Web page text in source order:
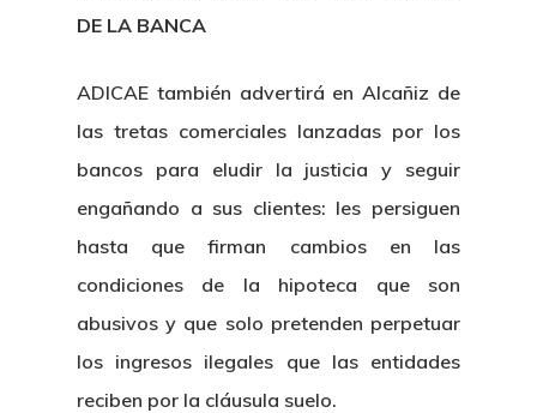
DE LA BANCA
ADICAE también advertirá en Alcañiz de
las tretas comerciales lanzadas por los
bancos para eludir la justicia y seguir
engañando a sus clientes: les persiguen
hasta que firman cambios en las
condiciones de la hipoteca que son
abusivos y que solo pretenden perpetuar
los ingresos ilegales que las entidades
reciben por la cláusula suelo.